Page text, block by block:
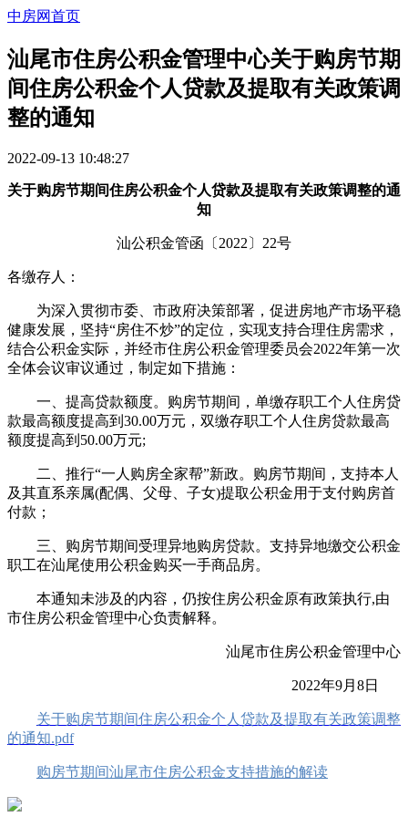
中房网首页
汕尾市住房公积金管理中心关于购房节期
间住房公积金个人贷款及提取有关政策调
整的通知
2022-09-13 10:48:27
关于购房节期间住房公积金个人贷款及提取有关政策调整的通
知
汕公积金管函〔2022〕22号
各缴存人：
为深入贯彻市委、市政府决策部署，促进房地产市场平稳
健康发展，坚持“房住不炒”的定位，实现支持合理住房需求，
结合公积金实际，并经市住房公积金管理委员会2022年第一次
全体会议审议通过，制定如下措施：
一、提高贷款额度。购房节期间，单缴存职工个人住房贷
款最高额度提高到30.00万元，双缴存职工个人住房贷款最高
额度提高到50.00万元;
二、推行“一人购房全家帮”新政。购房节期间，支持本人
及其直系亲属(配偶、父母、子女)提取公积金用于支付购房首
付款；
三、购房节期间受理异地购房贷款。支持异地缴交公积金
职工在汕尾使用公积金购买一手商品房。
本通知未涉及的内容，仍按住房公积金原有政策执行,由
市住房公积金管理中心负责解释。
汕尾市住房公积金管理中心
2022年9月8日
关于购房节期间住房公积金个人贷款及提取有关政策调整
的通知.pdf
购房节期间汕尾市住房公积金支持措施的解读